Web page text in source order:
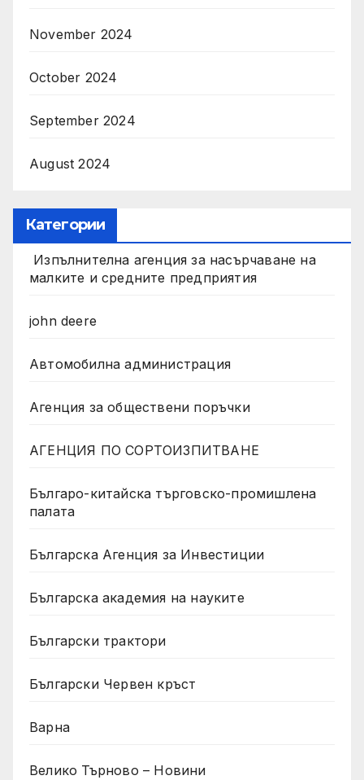
November 2024
October 2024
September 2024
August 2024
Категории
Изпълнителна агенция за насърчаване на
малките и средните предприятия
john deere
Автомобилна администрация
Агенция за обществени поръчки
АГЕНЦИЯ ПО СОРТОИЗПИТВАНЕ
Българо-китайска търговско-промишлена
палата
Българска Агенция за Инвестиции
Българска академия на науките
Български трактори
Български Червен кръст
Варна
Велико Търново – Новини